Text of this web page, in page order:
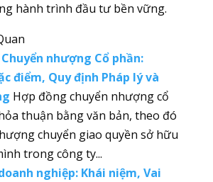
hành trình đầu tư bền vững.
nhượng Cổ phần:
điểm, Quy định Pháp lý và
Hợp đồng chuyển nhượng cổ
thuận bằng văn bản, theo đó
chuyển giao quyền sở hữu
trong công ty...
nghiệp: Khái niệm, Vai